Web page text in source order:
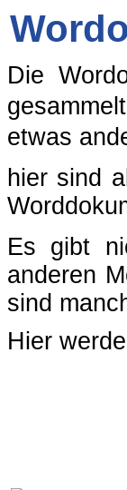
Die
etwas
hier sind
Es gibt
anderen
sind
Hier